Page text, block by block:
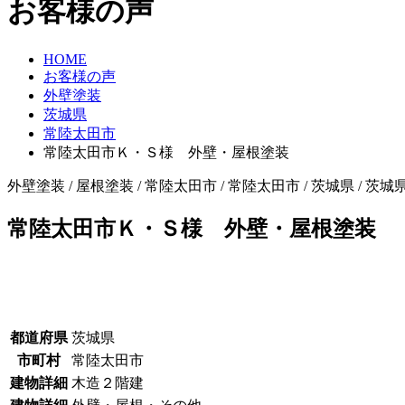
お客様の声
HOME
お客様の声
外壁塗装
茨城県
常陸太田市
常陸太田市Ｋ・Ｓ様 外壁・屋根塗装
外壁塗装 / 屋根塗装 / 常陸太田市 / 常陸太田市 / 茨城県 / 茨城
常陸太田市Ｋ・Ｓ様 外壁・屋根塗装
都道府県 茨城県
市町村
常陸太田市
建物詳細 木造２階建